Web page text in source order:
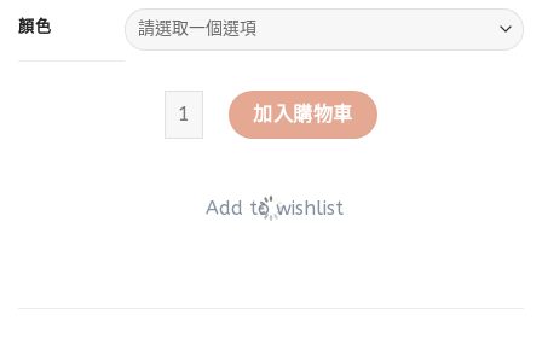
顏色
格紋跳色線條薄襯衫 數量
加入購物車
Add to wishlist